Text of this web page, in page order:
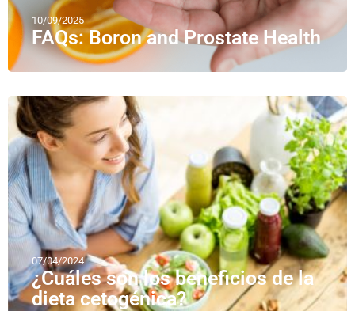
10/09/2025
FAQs: Boron and Prostate Health
07/04/2024
¿Cuáles son los beneficios de la
dieta cetogénica?